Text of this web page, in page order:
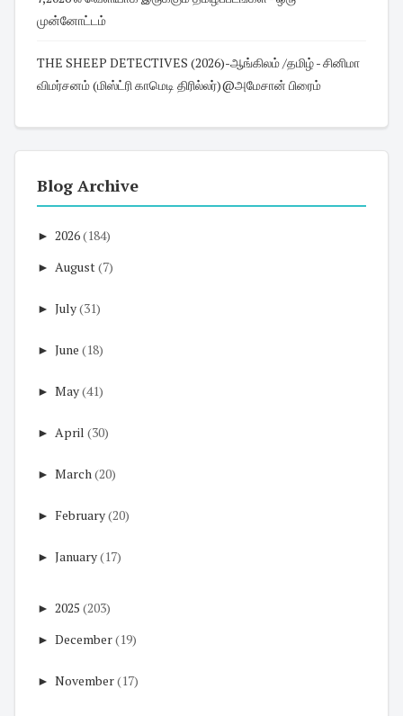
முன்னோட்டம்
THE SHEEP DETECTIVES (2026)-ஆங்கிலம் /தமிழ் - சினிமா
விமர்சனம் (மிஸ்ட்ரி காமெடி திரில்லர்)@அமேசான் பிரைம்
Blog Archive
► 2026(184)
► August(7)
► July(31)
► June (18)
► May(41)
► April (30)
► March(20)
► February(20)
► January(17)
► 2025 (203)
► December(19)
► November(17)